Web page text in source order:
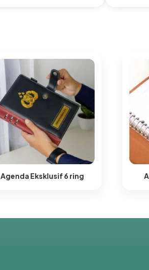
Agenda Eksklusif 6 ring​